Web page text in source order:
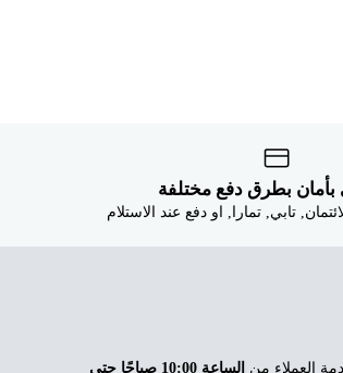
بطرق دفع مختلفة
تابي, تمارا, او دفع عند الاستلام
العملاء من
الساعة 10:00 صباحًا حتى